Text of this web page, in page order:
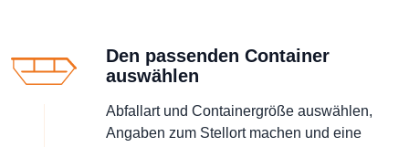
Den passenden Container
auswählen
Abfallart und Containergröße auswählen,
Angaben zum Stellort machen und eine